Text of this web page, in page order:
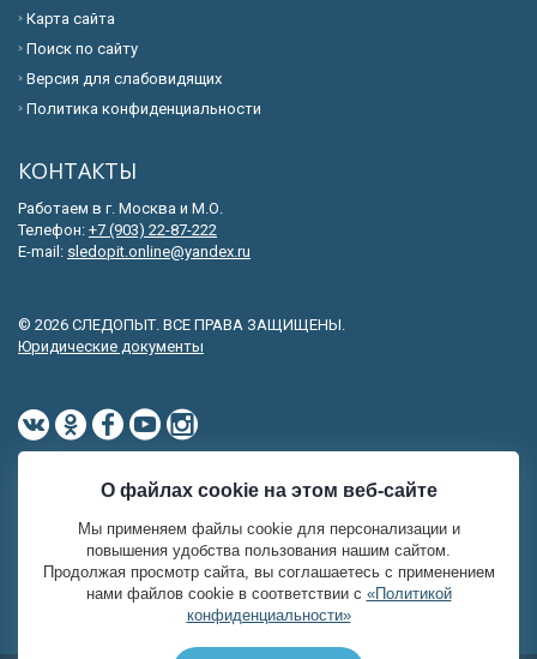
Карта сайта
Поиск по сайту
Версия для слабовидящих
Политика конфиденциальности
КОНТАКТЫ
Работаем в г. Москва и М.О.
Телефон: +7 (903) 22-87-222
E-mail: sledopit.online@yandex.ru
© 2026 СЛЕДОПЫТ. ВСЕ ПРАВА ЗАЩИЩЕНЫ.
Юридические документы
О файлах cookie на этом веб-сайте
Мы применяем файлы cookie для персонализации и
повышения удобства пользования нашим сайтом.
Продолжая просмотр сайта, вы соглашаетесь с применением
нами файлов cookie в соответствии с «Политикой
конфиденциальности»